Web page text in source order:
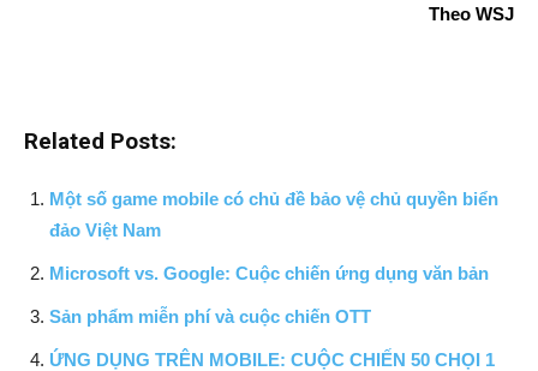
Theo WSJ
Related Posts:
Một số game mobile có chủ đề bảo vệ chủ quyền biển
đảo Việt Nam
Microsoft vs. Google: Cuộc chiến ứng dụng văn bản
Sản phẩm miễn phí và cuộc chiến OTT
ỨNG DỤNG TRÊN MOBILE: CUỘC CHIẾN 50 CHỌI 1